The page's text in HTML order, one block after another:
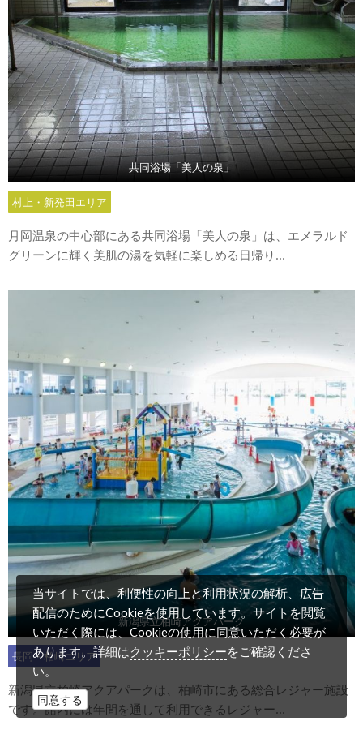
共同浴場「美人の泉」
村上・新発田エリア
月岡温泉の中心部にある共同浴場「美人の泉」は、エメラルド
グリーンに輝く美肌の湯を気軽に楽しめる日帰り...
新潟県立柏崎アクアパーク
長岡・柏崎エリア
新潟県立柏崎アクアパークは、柏崎市にある総合レジャー施設
です。館内には年間を通して利用できるレジャー...
当サイトでは、利便性の向上と利用状況の解析、広告
配信のためにCookieを使用しています。サイトを閲覧
いただく際には、Cookieの使用に同意いただく必要が
あります。詳細はクッキーポリシーをご確認くださ
い。
同意する